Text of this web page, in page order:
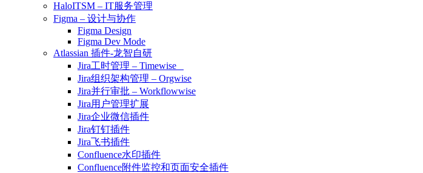
HaloITSM – IT服务管理
Figma – 设计与协作
Figma Design
Figma Dev Mode
Atlassian 插件-龙智自研
Jira工时管理 – Timewise
Jira组织架构管理 – Orgwise
Jira并行审批 – Workflowwise
Jira用户管理扩展
Jira企业微信插件
Jira钉钉插件
Jira飞书插件
Confluence水印插件
Confluence附件监控和页面安全插件